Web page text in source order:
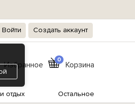
Войти Создать аккаунт
Избранное
0
Корзина
отдых Остальное